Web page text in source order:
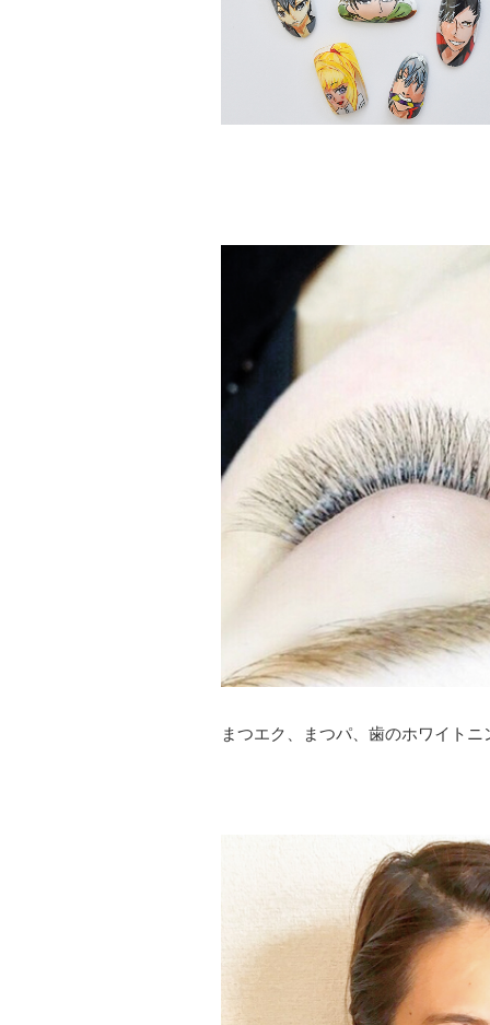
まつエク、まつパ、歯のホワイト